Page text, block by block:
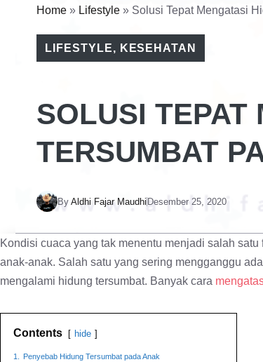
Home » Lifestyle » Solusi Tepat Mengatasi
LIFESTYLE, KESEHATAN
SOLUSI TEPAT
TERSUMBAT
By Aldhi Fajar Maudhi Desember 25, 2020
Kondisi cuaca yang tak menentu menjadi salah
anak-anak. Salah satu yang sering mengganggu
mengalami hidung tersumbat. Banyak cara
Contents hide
1. Penyebab Hidung Tersumbat pada Anak